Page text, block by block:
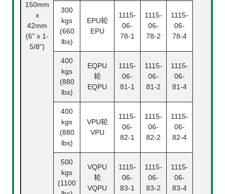
150mm
x
42mm
(6" x 1-
5/8")
300
kgs
(660
lbs)
EPU轮
EPU
1115-
06-
78-1
1115-
06-
78-2
1115-
06-
78-4
400
kgs
(880
lbs)
EQPU
轮
EQPU
1115-
06-
81-1
1115-
06-
81-2
1115-
06-
81-4
400
kgs
(880
lbs)
VPU轮
VPU
1115-
06-
82-1
1115-
06-
82-2
1115-
06-
82-4
500
kgs
(1100
VQPU
轮
VQPU
1115-
06-
83-1
1115-
06-
83-2
1115-
06-
83-4